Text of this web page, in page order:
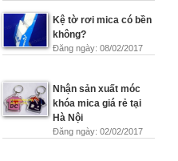
Kệ tờ rơi mica có bền
không?
Đăng ngày: 08/02/2017
Nhận sản xuất móc
khóa mica giá rẻ tại
Hà Nội
Đăng ngày: 02/02/2017